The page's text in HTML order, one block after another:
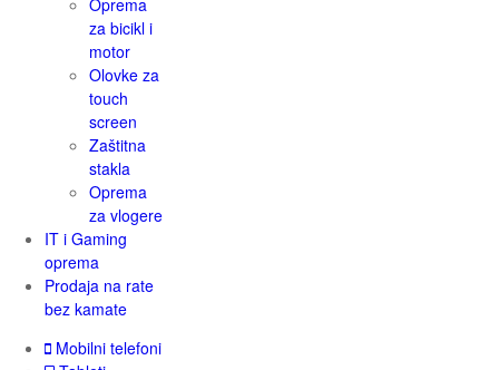
Oprema
za bicikl i
motor
Olovke za
touch
screen
Zaštitna
stakla
Oprema
za vlogere
IT i Gaming
oprema
Prodaja na rate
bez kamate
Mobilni telefoni